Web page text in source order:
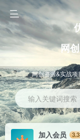
网
网创资源&实战
输入关键词搜索
加入会员